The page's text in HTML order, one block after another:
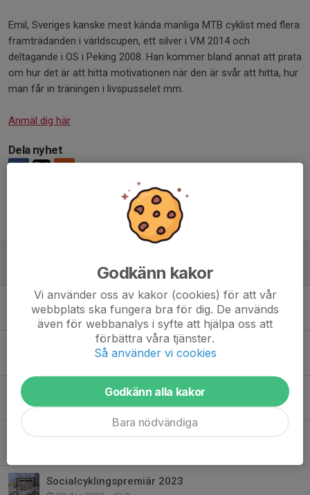
Emil, Sveriges kanske mest kända manliga MTB cyklist med flera
framträdanden i världscupen, ett silver i VM 2014 och
deltagande i OS i Peking 2008. Han kommer bland annat att prata
om hur det är att hitta motivationen när den är svår att hitta, hur
man får in träningen i livspusselet mm.
Anmäl dig här
Dela nyhet
26 apr 2023 0
Vintercupen del 3 & final! (4/3)
1 mar 2023 0
Kom ihåg Vintercupen (del 2) 18/2
Vintercupen 2023 del 1: Djurgården
29 jan 2023 0
Socialcyklingspremiär 2023
Godkänn kakor
Vi använder oss av kakor (cookies) för att vår
webbplats ska fungera bra för dig. De används
även för webbanalys i syfte att hjälpa oss att
förbättra våra tjänster.
Så använder vi cookies
Godkänn alla kakor
Bara nödvändiga